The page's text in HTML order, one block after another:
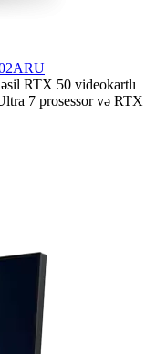
RTX 50 videokartlı
7 prosessor və RTX